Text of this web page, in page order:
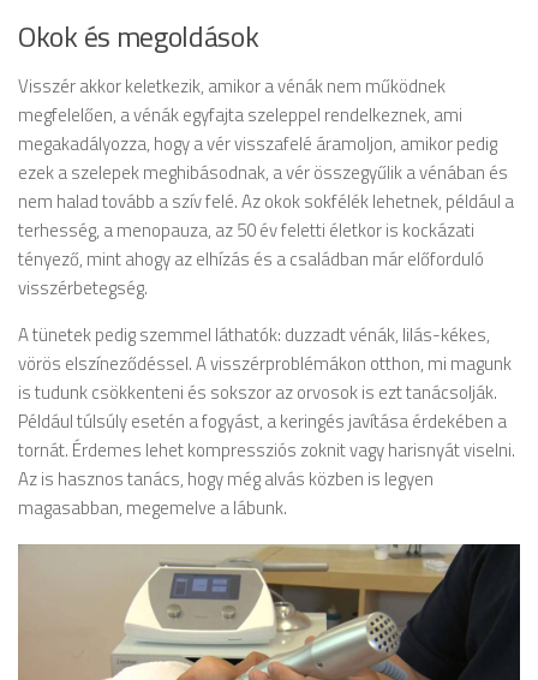
Okok és megoldások
Visszér akkor keletkezik, amikor a vénák nem működnek
megfelelően, a vénák egyfajta szeleppel rendelkeznek, ami
megakadályozza, hogy a vér visszafelé áramoljon, amikor pedig
ezek a szelepek meghibásodnak, a vér összegyűlik a vénában és
nem halad tovább a szív felé. Az okok sokfélék lehetnek, például a
terhesség, a menopauza, az 50 év feletti életkor is kockázati
tényező, mint ahogy az elhízás és a családban már előforduló
visszérbetegség.
A tünetek pedig szemmel láthatók: duzzadt vénák, lilás-kékes,
vörös elszíneződéssel. A visszérproblémákon otthon, mi magunk
is tudunk csökkenteni és sokszor az orvosok is ezt tanácsolják.
Például túlsúly esetén a fogyást, a keringés javítása érdekében a
tornát. Érdemes lehet kompressziós zoknit vagy harisnyát viselni.
Az is hasznos tanács, hogy még alvás közben is legyen
magasabban, megemelve a lábunk.